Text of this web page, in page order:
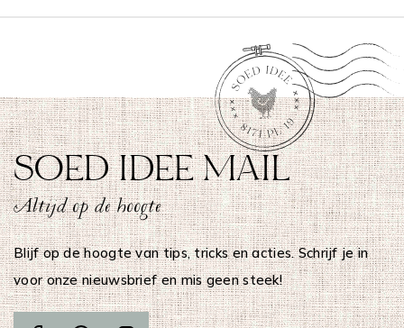
SOED IDEE MAIL
Altijd op de hoogte
Blijf op de hoogte van tips, tricks en acties. Schrijf je in
voor onze nieuwsbrief en mis geen steek!